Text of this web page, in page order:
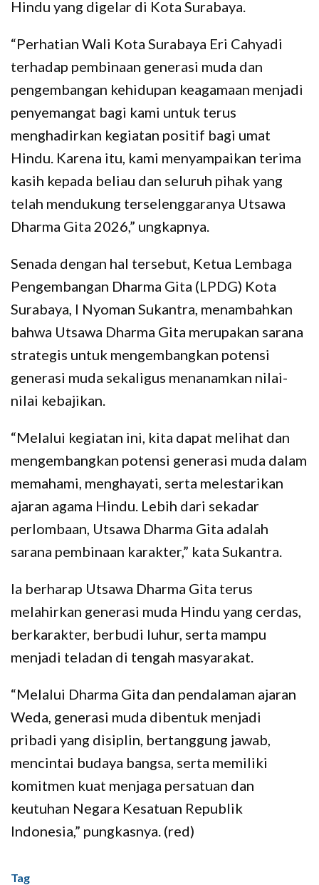
Hindu yang digelar di Kota Surabaya.
“Perhatian Wali Kota Surabaya Eri Cahyadi
terhadap pembinaan generasi muda dan
pengembangan kehidupan keagamaan menjadi
penyemangat bagi kami untuk terus
menghadirkan kegiatan positif bagi umat
Hindu. Karena itu, kami menyampaikan terima
kasih kepada beliau dan seluruh pihak yang
telah mendukung terselenggaranya Utsawa
Dharma Gita 2026,” ungkapnya.
Senada dengan hal tersebut, Ketua Lembaga
Pengembangan Dharma Gita (LPDG) Kota
Surabaya, I Nyoman Sukantra, menambahkan
bahwa Utsawa Dharma Gita merupakan sarana
strategis untuk mengembangkan potensi
generasi muda sekaligus menanamkan nilai-
nilai kebajikan.
“Melalui kegiatan ini, kita dapat melihat dan
mengembangkan potensi generasi muda dalam
memahami, menghayati, serta melestarikan
ajaran agama Hindu. Lebih dari sekadar
perlombaan, Utsawa Dharma Gita adalah
sarana pembinaan karakter,” kata Sukantra.
Ia berharap Utsawa Dharma Gita terus
melahirkan generasi muda Hindu yang cerdas,
berkarakter, berbudi luhur, serta mampu
menjadi teladan di tengah masyarakat.
“Melalui Dharma Gita dan pendalaman ajaran
Weda, generasi muda dibentuk menjadi
pribadi yang disiplin, bertanggung jawab,
mencintai budaya bangsa, serta memiliki
komitmen kuat menjaga persatuan dan
keutuhan Negara Kesatuan Republik
Indonesia,” pungkasnya. (red)
Tag